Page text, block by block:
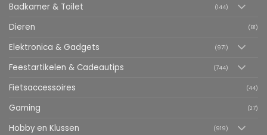
Badkamer & Toilet (144)
Dieren (81)
Elektronica & Gadgets (971)
Feestartikelen & Cadeautips (744)
Fietsaccessoires (44)
Gaming (27)
Hobby en Klussen (919)